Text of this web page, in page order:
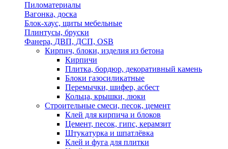
Пиломатериалы
Вагонка, доска
Блок-хаус, щиты мебельные
Плинтусы, бруски
Фанера, ДВП, ДСП, OSB
Кирпич, блоки, изделия из бетона
Кирпичи
Плитка, бордюр, декоративный камень
Блоки газосиликатные
Перемычки, шифер, асбест
Кольца, крышки, люки
Строительные смеси, песок, цемент
Клей для кирпича и блоков
Цемент, песок, гипс, керамзит
Штукатурка и шпатлёвка
Клей и фуга для плитки